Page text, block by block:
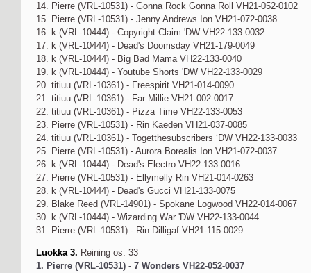
14. Pierre (VRL-10531) - Gonna Rock Gonna Roll VH21-052-0102
15. Pierre (VRL-10531) - Jenny Andrews Ion VH21-072-0038
16. k (VRL-10444) - Copyright Claim 'DW VH22-133-0032
17. k (VRL-10444) - Dead's Doomsday VH21-179-0049
18. k (VRL-10444) - Big Bad Mama VH22-133-0040
19. k (VRL-10444) - Youtube Shorts 'DW VH22-133-0029
20. titiuu (VRL-10361) - Freespirit VH21-014-0090
21. titiuu (VRL-10361) - Far Millie VH21-002-0017
22. titiuu (VRL-10361) - Pizza Time VH22-133-0053
23. Pierre (VRL-10531) - Rin Kaeden VH21-037-0085
24. titiuu (VRL-10361) - Togetthesubscribers ‘DW VH22-133-0033
25. Pierre (VRL-10531) - Aurora Borealis Ion VH21-072-0037
26. k (VRL-10444) - Dead's Electro VH22-133-0016
27. Pierre (VRL-10531) - Ellymelly Rin VH21-014-0263
28. k (VRL-10444) - Dead's Gucci VH21-133-0075
29. Blake Reed (VRL-14901) - Spokane Logwood VH22-014-0067
30. k (VRL-10444) - Wizarding War 'DW VH22-133-0044
31. Pierre (VRL-10531) - Rin Dilligaf VH21-115-0029
Luokka 3. Reining os. 33
1. Pierre (VRL-10531) - 7 Wonders VH22-052-0037